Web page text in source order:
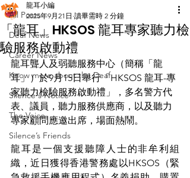
All Posts
Deaf News
Career News
Know more about the Deaf
Silence's Notice
The Voice
Silence’s Friends
「龍耳」HKSOS 龍耳專家聽力檢
驗服務啟動禮
龍耳小編
2025年9月21日 讀畢需時 2 分鐘
龍耳聾人及弱聽服務中心（簡稱「龍
耳」）於9月15日舉行「HKSOS 龍耳-專
家聽力檢驗服務啟動禮」，多名警方代
表、議員，聽力服務供應商，以及聽力
專家顧問應邀出席，場面熱鬧。
龍耳是一個支援聽障人士的非牟利組
織，近日獲得香港警務處以HKSOS（緊